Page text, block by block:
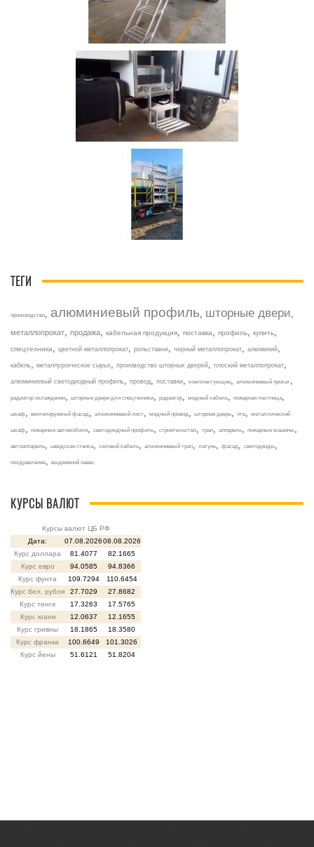
ТЕГИ
производство алюминиевый профиль шторные двери
металлопрокат продажа кабельная продукция поставка профиль купить
спецтехника цветной металлопрокат рольставни черный металлопрокат алюминий
кабель металлургическое сырье производство шторных дверей плоский металлопрокат
алюминиевый светодиодный профиль провод поставки комплектующие алюминиевый прокат
радиатор охлаждения шторные двери для спецтехники радиатор медный кабель пожарная лестница
шкаф вентилируемый фасад алюминиевый лист медный провод шторная дверь птв металлический
шкаф пожарные автомобили светодиодный профиль строительство трап аппарель пожарные машины
автоаппарель шведская стенка силовой кабель алюминиевый трап латунь фасад светодиоды
поздравление выдвижной навес
КУРСЫ ВАЛЮТ
Курсы валют ЦБ РФ
Дата:
07.08.202608.08.2026
Курс доллара
81.4077
82.1665
Курс евро
94.0585
94.8366
Курс фунта
109.7294
110.6454
Курс бел. рубля
27.7029
27.8682
Курс тенге
17.3263
17.5765
Курс юаня
12.0637
12.1655
Курс гривны
18.1865
18.3580
Курс франка
100.6649
101.3026
Курс йены
51.6121 51.8204